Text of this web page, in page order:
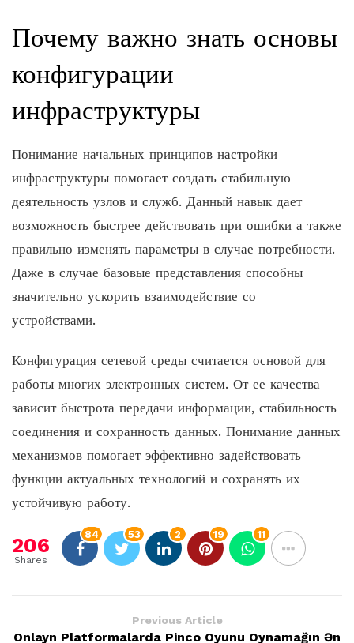
Почему важно знать основы
конфигурации
инфраструктуры
Понимание начальных принципов настройки
инфраструктуры помогает создать стабильную
деятельность узлов и служб. Данный навык дает
возможность быстрее действовать при ошибки а также
правильно изменять параметры в случае потребности.
Даже в случае базовые представления способны
значительно ускорить взаимодействие со
устройствами.
Конфигурация сетевой среды считается основой для
работы многих электронных систем. От ее качества
зависит быстрота передачи информации, стабильность
соединения и сохранность данных. Понимание данных
механизмов помогает эффективно задействовать
функции актуальных технологий и сохранять их
устойчивую работу.
206
Shares
84 53 2 19 11
Previous Article
Onlayn Platformalarda Pinco Oyunu Oynamağın Ən